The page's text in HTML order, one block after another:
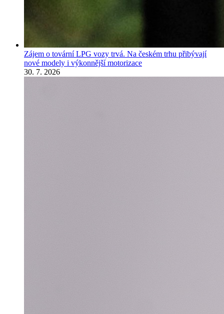
Zájem o tovární LPG vozy trvá. Na českém trhu přibývají
nové modely i výkonnější motorizace
30. 7. 2026